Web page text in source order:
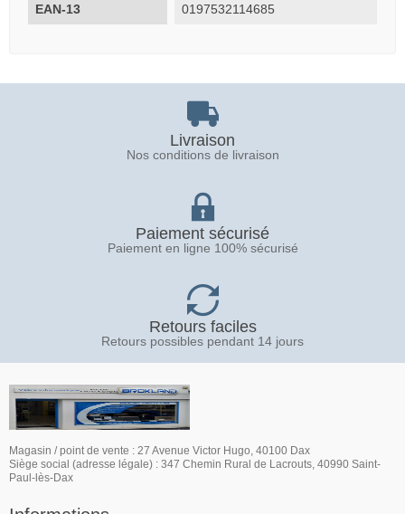
EAN-13 0197532114685
Livraison
Nos conditions de livraison
Paiement sécurisé
Paiement en ligne 100% sécurisé
Retours faciles
Retours possibles pendant 14 jours
Magasin / point de vente : 27 Avenue Victor Hugo, 40100 Dax
Siège social (adresse légale) : 347 Chemin Rural de Lacrouts, 40990 Saint-
Paul-lès-Dax